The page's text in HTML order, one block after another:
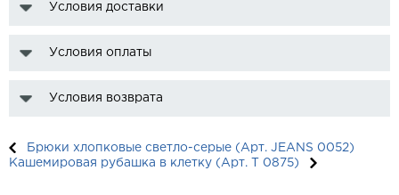
Условия доставки
Условия оплаты
Условия возврата
Брюки хлопковые светло-серые (Арт. JEANS 0052)
Кашемировая рубашка в клетку (Арт. T 0875)